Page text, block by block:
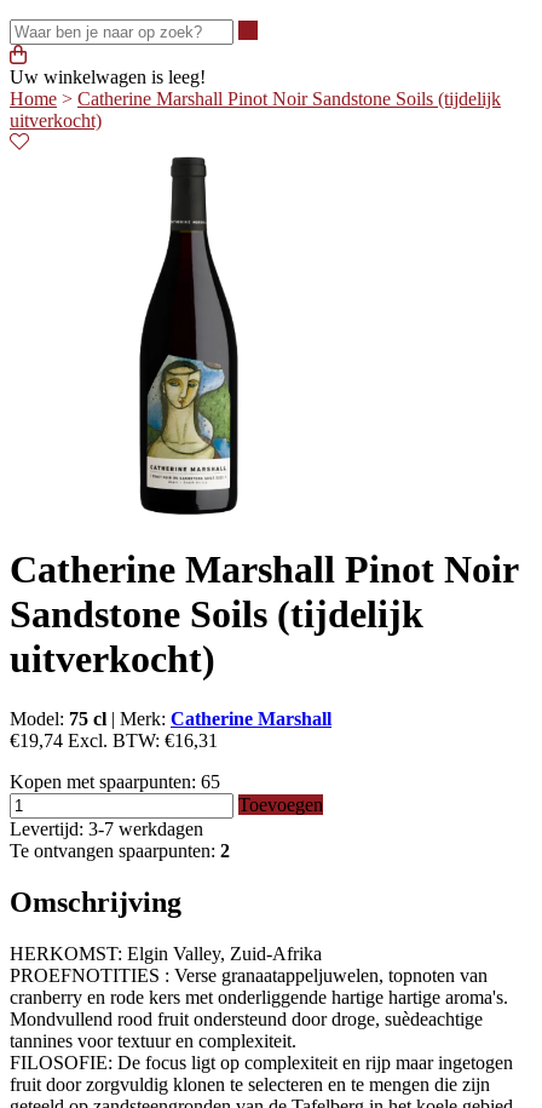
Uw winkelwagen is leeg!
Home > Catherine Marshall Pinot Noir Sandstone Soils (tijdelijk
uitverkocht)
Catherine Marshall Pinot Noir
Sandstone Soils (tijdelijk
uitverkocht)
Model: 75 cl | Merk: Catherine Marshall
€19,74 Excl. BTW: €16,31
Kopen met spaarpunten: 65
Toevoegen
Levertijd: 3-7 werkdagen
Te ontvangen spaarpunten: 2
Omschrijving
HERKOMST: Elgin Valley, Zuid-Afrika
PROEFNOTITIES : Verse granaatappeljuwelen, topnoten van
cranberry en rode kers met onderliggende hartige hartige aroma's.
Mondvullend rood fruit ondersteund door droge, suèdeachtige
tannines voor textuur en complexiteit.
FILOSOFIE: De focus ligt op complexiteit en rijp maar ingetogen
fruit door zorgvuldig klonen te selecteren en te mengen die zijn